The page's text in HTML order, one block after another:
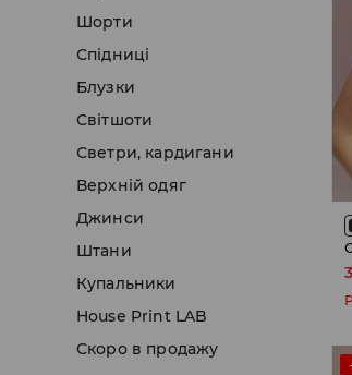
Шорти
Спідниці
Блузки
Світшоти
Светри, кардигани
Верхній одяг
Джинси
Штани
Купальники
House Print LAB
Скоро в продажу